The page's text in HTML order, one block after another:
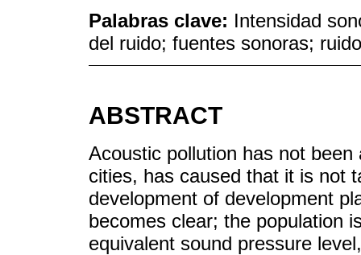
Palabras clave: Intensidad
del ruido; fuentes sonoras; ruido
ABSTRACT
Acoustic pollution has not
cities, has caused that it is not
development of development
becomes clear; the population
equivalent sound pressure